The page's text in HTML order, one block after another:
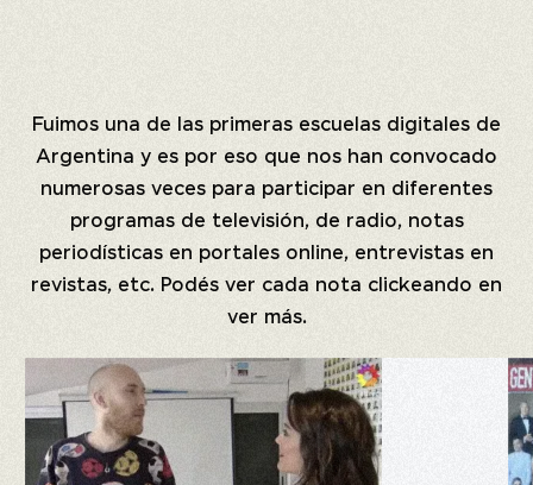
Fuimos una de las primeras escuelas digitales de
Argentina y es por eso que nos han convocado
numerosas veces para participar en diferentes
programas de televisión, de radio, notas
periodísticas en portales online, entrevistas en
revistas, etc. Podés ver cada nota clickeando en
ver más.